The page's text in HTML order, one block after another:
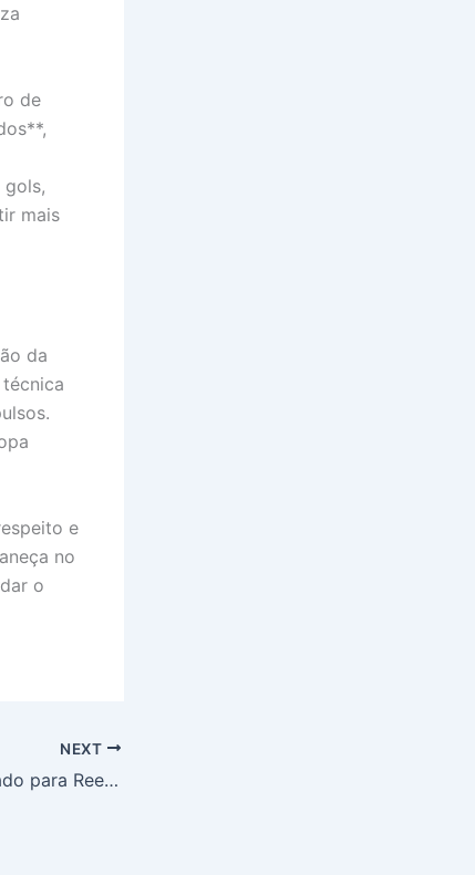
de
mais
da
e
no
o
NEXT
Netanyahu Confirmado para Reeleição em Israel, Partido Ignora Dúvidas de Trump sobre Futuro Político